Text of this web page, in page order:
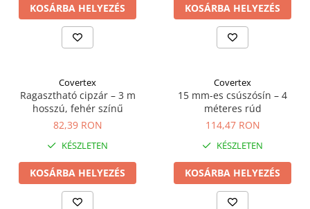
KOSÁRBA HELYEZÉS KOSÁRBA HELYEZÉS
Covertex
Ragasztható cipzár – 3 m
hosszú, fehér színű
82,39 RON
KÉSZLETEN
KOSÁRBA HELYEZÉS
Covertex
15 mm-es csúszósín – 4
méteres rúd
114,47 RON
KÉSZLETEN
KOSÁRBA HELYEZÉS